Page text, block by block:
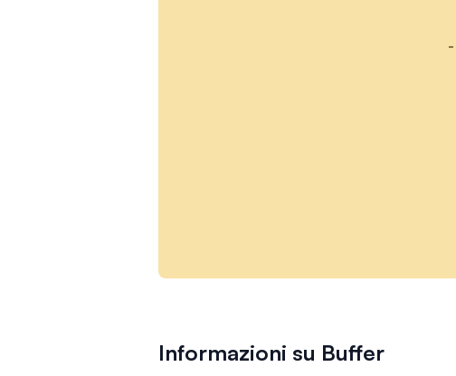
Informazioni su Buffer